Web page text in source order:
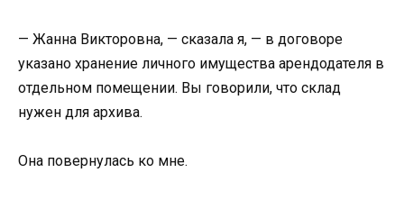
— Жанна Викторовна, — сказала я, — в договоре
указано хранение личного имущества арендодателя в
отдельном помещении. Вы говорили, что склад
нужен для архива.
Она повернулась ко мне.